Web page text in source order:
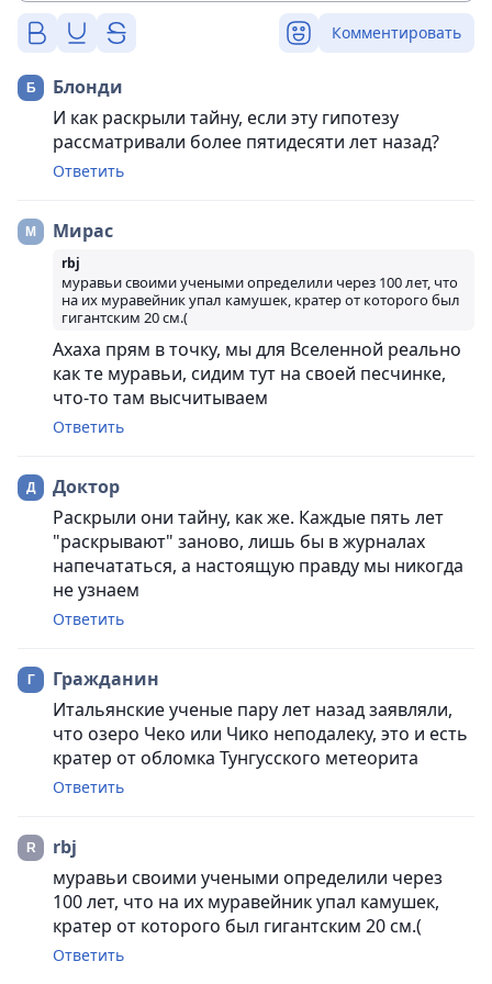
Комментировать
Блонди
И как раскрыли тайну, если эту гипотезу
рассматривали более пятидесяти лет назад?
Ответить
Мирас
rbj
муравьи своими учеными определили через 100 лет, что
на их муравейник упал камушек, кратер от которого был
гигантским 20 см.(
Ахаха прям в точку, мы для Вселенной реально
как те муравьи, сидим тут на своей песчинке,
что-то там высчитываем
Ответить
Доктор
Раскрыли они тайну, как же. Каждые пять лет
"раскрывают" заново, лишь бы в журналах
напечататься, а настоящую правду мы никогда
не узнаем
Ответить
Гражданин
Итальянские ученые пару лет назад заявляли,
что озеро Чеко или Чико неподалеку, это и есть
кратер от обломка Тунгусского метеорита
Ответить
rbj
муравьи своими учеными определили через
100 лет, что на их муравейник упал камушек,
кратер от которого был гигантским 20 см.(
Ответить